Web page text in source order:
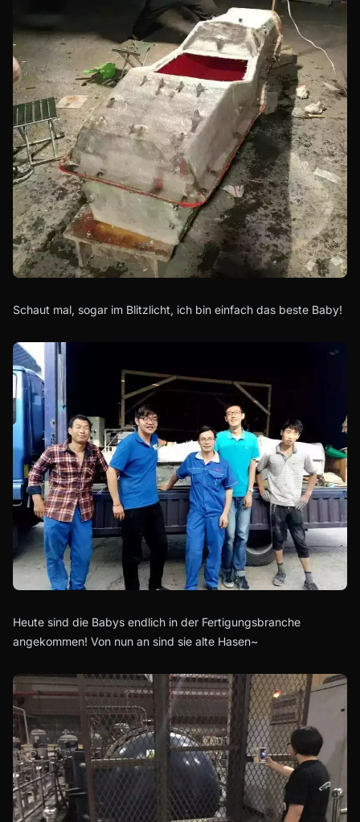
Schaut mal, sogar im Blitzlicht, ich bin einfach das beste Baby!
Heute sind die Babys endlich in der Fertigungsbranche
angekommen! Von nun an sind sie alte Hasen~